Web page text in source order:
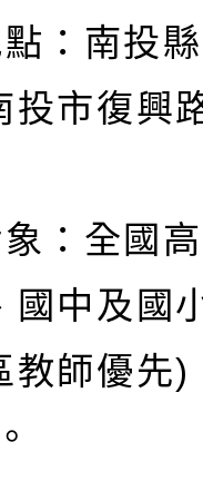
：南投縣
投市復興
：全國高
國中及國
教師優先)